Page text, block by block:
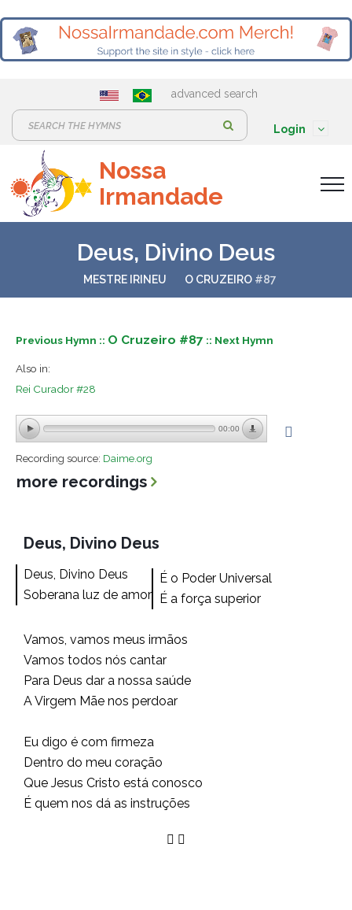
advanced search
e
a
r
:
Login
Nossa
Irmandade
Deus, Divino Deus
MESTRE IRINEU O CRUZEIRO #87
Previous Hymn :: O Cruzeiro #87 :: Next Hymn
Also in:
Rei Curador #28
00:00
Recording source: Daime.org
more recordings
Deus, Divino Deus
Deus, Divino Deus
Soberana luz de amor
É o Poder Universal
É a força superior
Vamos, vamos meus irmãos
Vamos todos nós cantar
Para Deus dar a nossa saúde
A Virgem Mãe nos perdoar
Eu digo é com firmeza
Dentro do meu coração
Que Jesus Cristo está conosco
É quem nos dá as instruções